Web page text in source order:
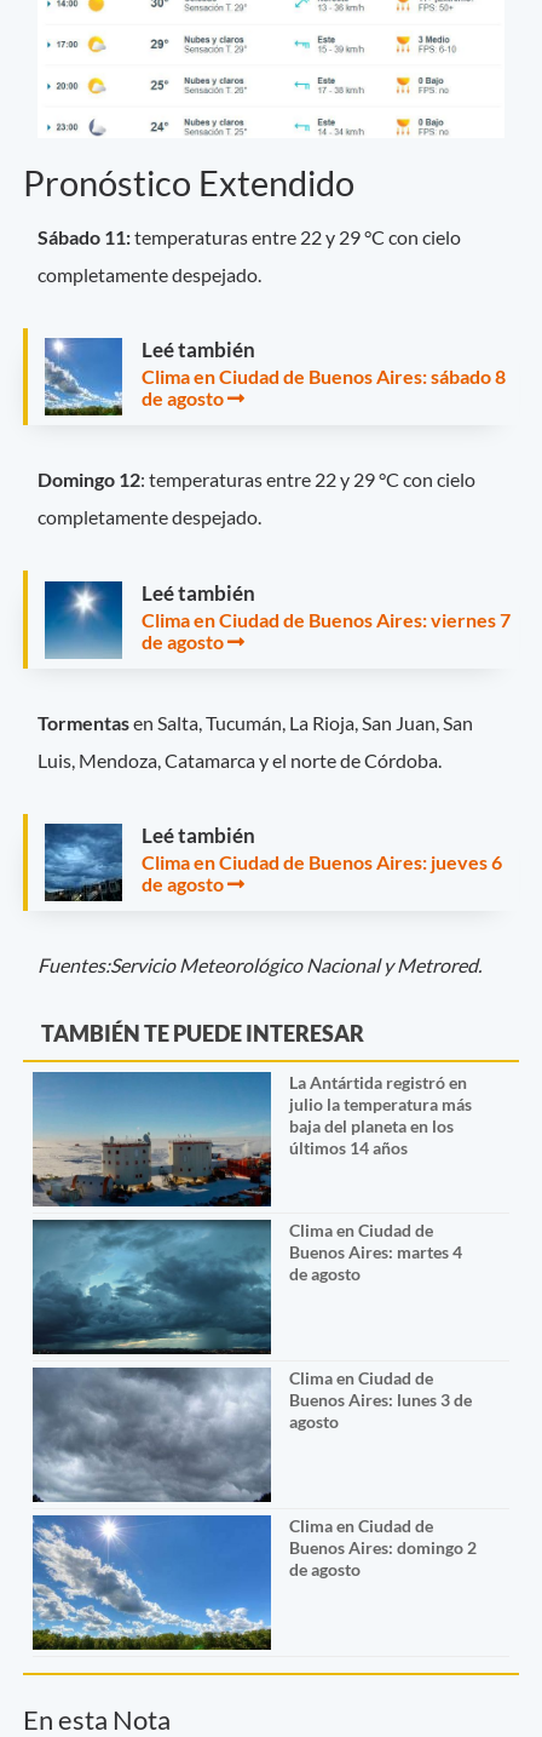
Pronóstico Extendido
Sábado 11:temperaturas entre 22 y 29 °C con cielo
completamente despejado.
Leé también
Clima en Ciudad de Buenos Aires: sábado 8
de agosto
Domingo 12: temperaturas entre 22 y 29 °C con cielo
completamente despejado.
Leé también
Clima en Ciudad de Buenos Aires: viernes 7
de agosto
Tormentasen Salta, Tucumán, La Rioja, San Juan, San
Luis, Mendoza, Catamarca y el norte de Córdoba.
Leé también
Clima en Ciudad de Buenos Aires: jueves 6
de agosto
Fuentes:Servicio Meteorológico Nacional y Metrored.
TAMBIÉN TE PUEDE INTERESAR
La Antártida registró en
julio la temperatura más
baja del planeta en los
últimos 14 años
Clima en Ciudad de
Buenos Aires: martes 4
de agosto
Clima en Ciudad de
Buenos Aires: lunes 3 de
agosto
Clima en Ciudad de
Buenos Aires: domingo 2
de agosto
En esta Nota